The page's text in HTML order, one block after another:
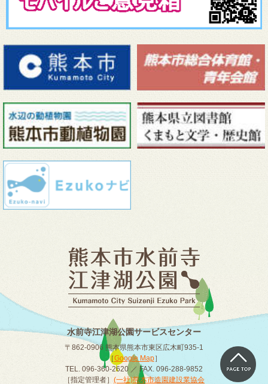
水前寺江津湖公園サービスセンター
〒862-0906 熊本県熊本市東区広木町935-1
［Google Map］
TEL. 096-360-2620 ／ FAX. 096-288-9852
［指定管理者］ (一社)熊本市造園建設業協会